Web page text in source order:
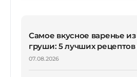
Самое вкусное варенье
груши: 5 лучших
07.08.2026